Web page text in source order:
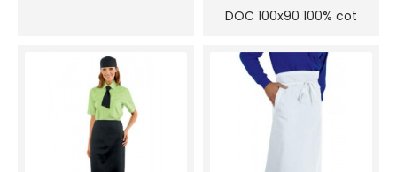
DOC 100x90 100% cot